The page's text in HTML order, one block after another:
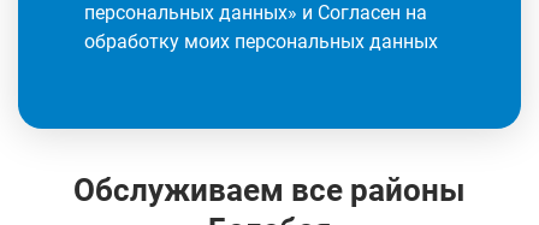
персональных данных» и Согласен на
обработку моих персональных данных
Обслуживаем все районы